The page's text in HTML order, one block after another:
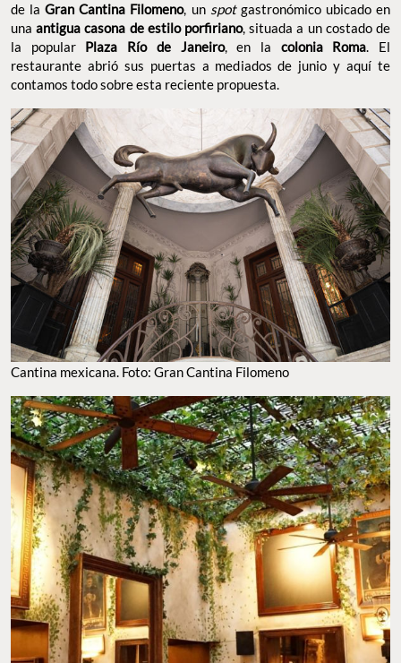
de la Gran Cantina Filomeno, un spot gastronómico ubicado en
unaantigua casona de estilo porfiriano, situada a un costado de
la popular Plaza Río de Janeiro, en la colonia Roma. El
restaurante abrió sus puertas a mediados de junio y aquí te
contamos todo sobre esta reciente propuesta.
Cantina mexicana. Foto: Gran Cantina Filomeno